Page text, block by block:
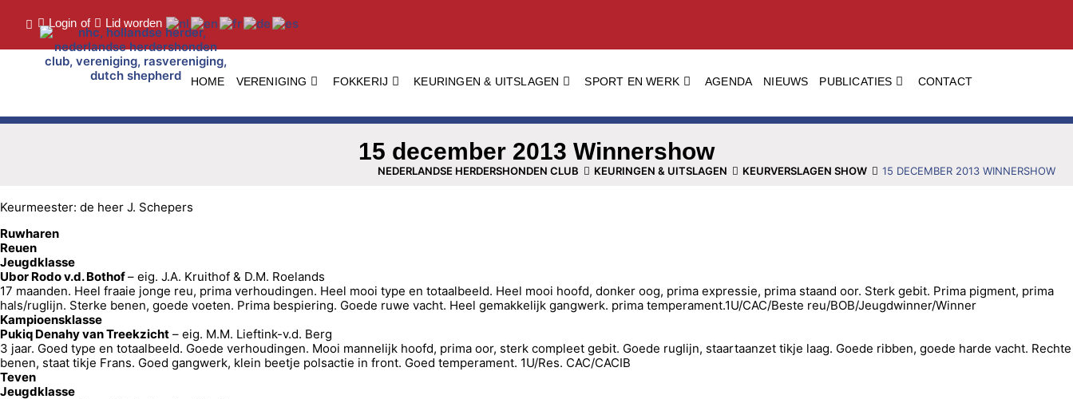
Login of Lid worden
HOME VERENIGING FOKKERIJ KEURINGEN & UITSLAGEN SPORT EN WERK AGENDA NIEUWS PUBLICATIES CONTACT
15 december 2013 Winnershow
NEDERLANDSE HERDERSHONDEN CLUB KEURINGEN & UITSLAGEN KEURVERSLAGEN SHOW 15 DECEMBER 2013 WINNERSHOW
Keurmeester: de heer J. Schepers
Ruwharen
Reuen
Jeugdklasse
Ubor Rodo v.d. Bothof– eig. J.A. Kruithof & D.M. Roelands
17 maanden. Heel fraaie jonge reu, prima verhoudingen. Heel mooi type en totaalbeeld. Heel mooi hoofd, donker oog, prima expressie, prima staand oor. Sterk gebit. Prima pigment, prima
hals/ruglijn. Sterke benen, goede voeten. Prima bespiering. Goede ruwe vacht. Heel gemakkelijk gangwerk. prima temperament.1U/CAC/Beste reu/BOB/Jeugdwinner/Winner
Kampioensklasse
Pukiq Denahy van Treekzicht – eig. M.M. Lieftink-v.d. Berg
3 jaar. Goed type en totaalbeeld. Goede verhoudingen. Mooi mannelijk hoofd, prima oor, sterk compleet gebit. Goede ruglijn, staartaanzet tikje laag. Goede ribben, goede harde vacht. Rechte
benen, staat tikje Frans. Goed gangwerk, klein beetje polsactie in front. Goed temperament. 1U/Res. CAC/CACIB
Teven
Jeugdklasse